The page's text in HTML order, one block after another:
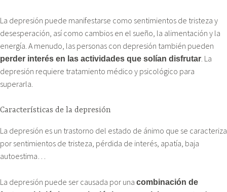
La depresión puede manifestarse como sentimientos de tristeza y
desesperación, así como cambios en el sueño, la alimentación y la
energía. A menudo, las personas con depresión también pueden
perder interés en las actividades que solían disfrutar . La
depresión requiere tratamiento médico y psicológico para
superarla.
Características de la depresión
La depresión es un trastorno del estado de ánimo que se caracteriza
por sentimientos de tristeza, pérdida de interés, apatía, baja
autoestima…
La depresión puede ser causada por una combinación de